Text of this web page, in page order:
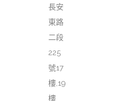
長安
東路
二段
225
號17
樓,19
樓